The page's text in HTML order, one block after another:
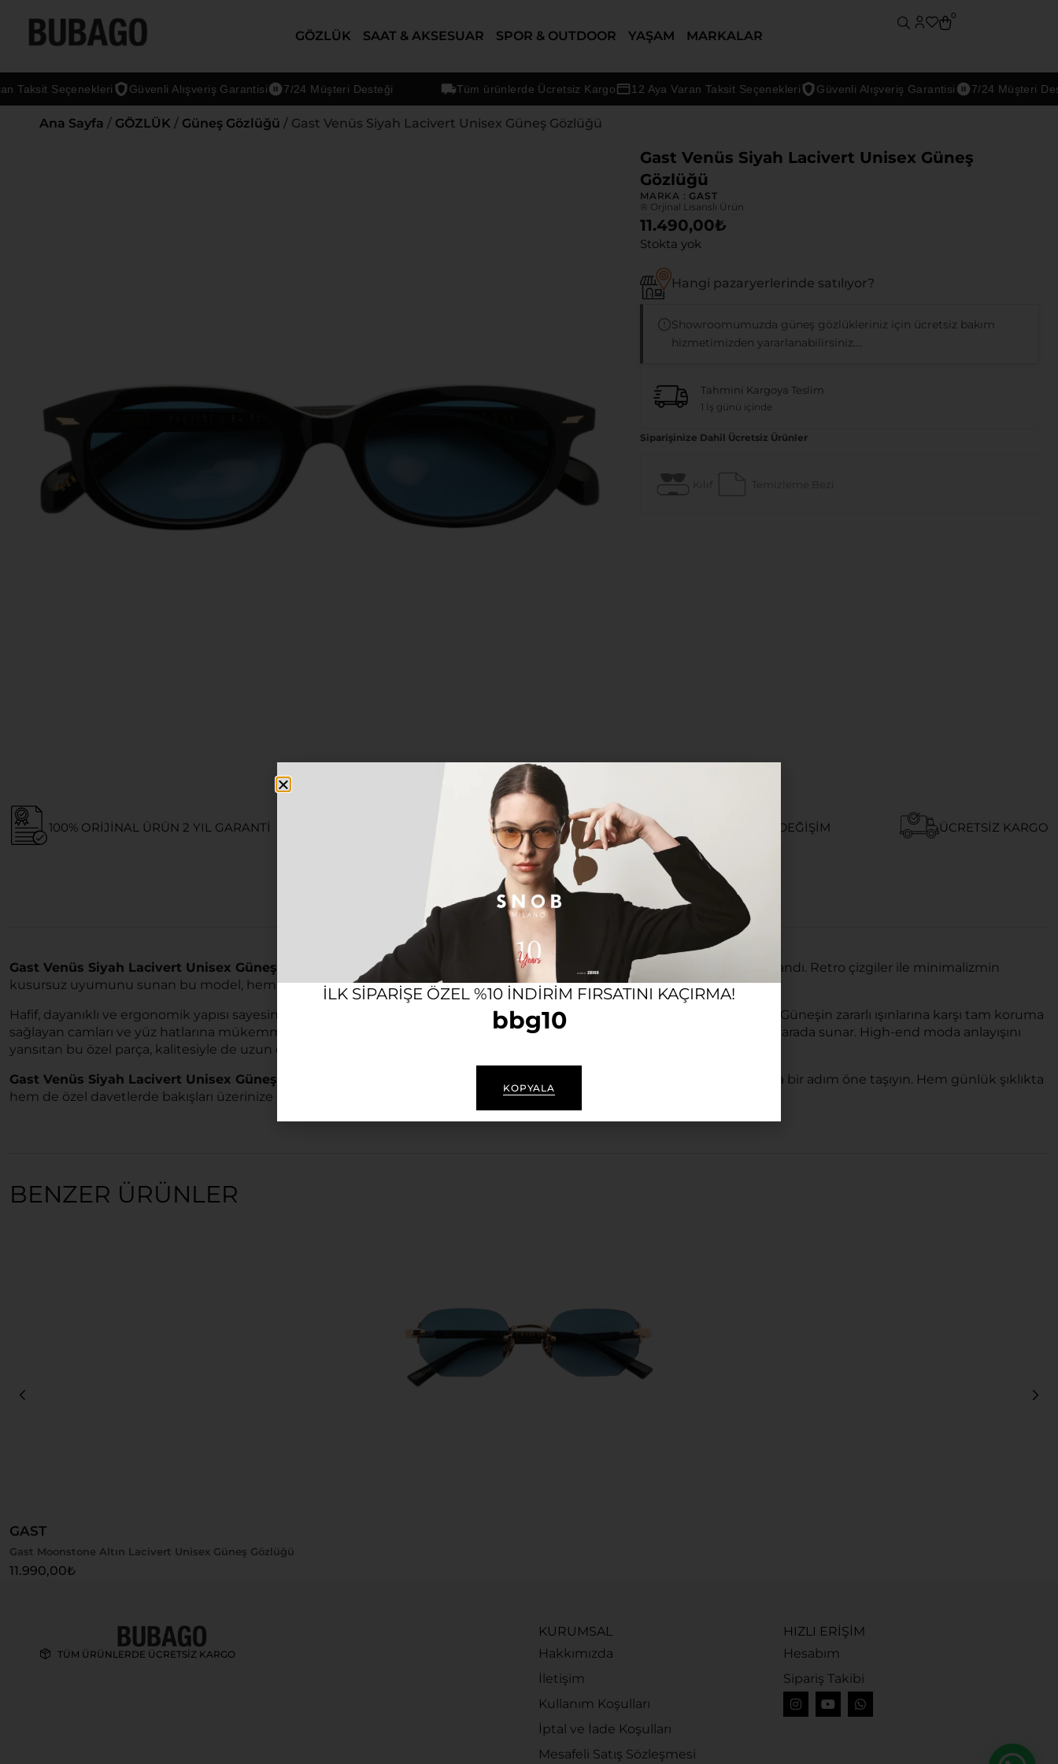
GÖZLÜK SAAT & AKSESUAR SPOR & OUTDOOR YAŞAM MARKALAR
0
Seçenekleri Güvenli Alışveriş Garantisi 7/24 Müşteri Desteği Tüm ürünlerde Ücretsiz Kargo 12 Aya Varan Taksit Seçenekleri Güvenli Alışveriş Garantisi 7/24 Müşteri Desteği
Ana Sayfa / GÖZLÜK / Güneş Gözlüğü / Gast Venüs Siyah Lacivert Unisex Güneş Gözlüğü
Gast Venüs Siyah Lacivert Unisex Güneş
Gözlüğü
MARKA : GAST
® Orjinal Lisanslı Ürün
11.490,00₺
Stokta yok
Hangi pazaryerlerinde satılıyor?
Showroomumuzda güneş gözlükleriniz için ücretsiz bakım
hizmetimizden yararlanabilirsiniz....
Tahmini Kargoya Teslim
1 İş günü içinde
Siparişinize Dahil Ücretsiz Ürünler
Kılıf Temizleme Bezi
100% ORIJINAL ÜRÜN 2 YIL GARANTI 12 AYA VARAN TAKSIT SEÇENEĞI KOLAY İADE VE DEĞIŞIM ÜCRETSIZ KARGO
Açıklama
Gast Venüs Siyah Lacivert Unisex Güneş Gözlüğü
, stilini özgün ve zamansız detaylarla tamamlamak isteyenler için tasarlandı. Retro çizgiler ile minimalizmin
kusursuz uyumunu sunan bu model, hem klasik hem de modern kombinlerinizin vazgeçilmez bir parçası olmaya aday.
Hafif, dayanıklı ve ergonomik yapısı sayesinde estetikten ödün vermeden gün boyu yüksek konforun tadını çıkarabilirsiniz. Güneşin zararlı ışınlarına karşı tam koruma
sağlayan camları ve yüz hatlarına mükemmel uyum sağlayan tasarımıyla, günlük hayatın her anında şıklığı ve işlevselliği bir arada sunar. High-end moda anlayışını
yansıtan bu özel parça, kalitesiyle de uzun ömürlü bir kullanım vadeder.
Gast Venüs Siyah Lacivert Unisex Güneş Gözlüğü
ile gözlerinizi güneşin zararlı etkilerinden korurken, stilinizi her ortamda bir adım öne taşıyın. Hem günlük şıklıkta
hem de özel davetlerde bakışları üzerinize çekin.
BENZER ÜRÜNLER
GAST
Gast Moonstone Altın Lacivert Unisex Güneş Gözlüğü
11.990,00₺
TÜM ÜRÜNLERDE ÜCRETSİZ KARGO
KURUMSAL
Hakkımızda
İletişim
Kullanım Koşulları
İptal ve İade Koşulları
Mesafeli Satış Sözleşmesi
HIZLI ERİŞİM
Hesabım
Sipariş Takibi
ILK SIPARIŞE ÖZEL %10 INDIRIM FIRSATINI KAÇIRMA!
bbg10
KOPYALA